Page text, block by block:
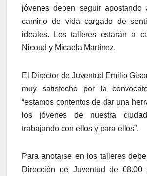
jóvenes deben seguir apostando
camino de vida cargado de
ideales. Los talleres estarán a
Nicoud y Micaela Martínez.
El Director de Juventud Emilio
muy satisfecho por la
“estamos contentos de dar una
los jóvenes de nuestra
trabajando con ellos y para ellos”.
Para anotarse en los talleres
Dirección de Juventud de